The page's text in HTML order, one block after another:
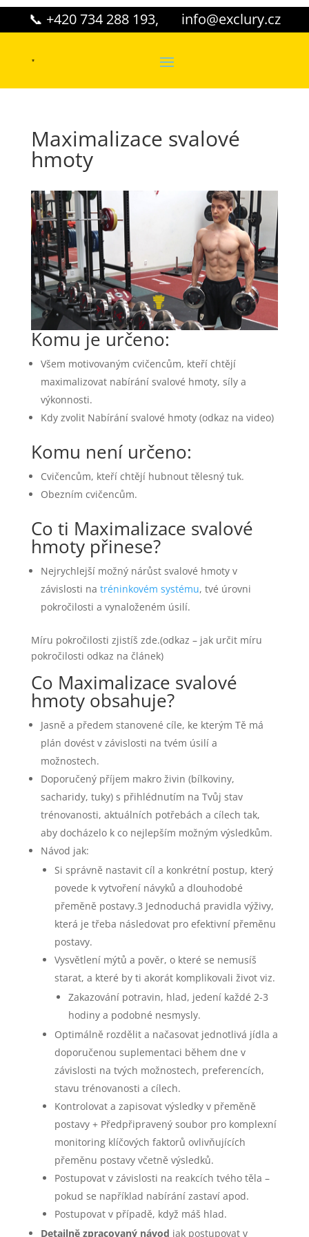
📞 +420 734 288 193, info@exclury.cz
Maximalizace svalové
hmoty
Komu je určeno:
Všem motivovaným cvičencům, kteří chtějí
maximalizovat nabírání svalové hmoty, síly a
výkonnosti.
Kdy zvolit Nabírání svalové hmoty (odkaz na video)
Komu není určeno:
Cvičencům, kteří chtějí hubnout tělesný tuk.
Obezním cvičencům.
Co ti Maximalizace svalové
hmoty přinese?
Nejrychlejší možný nárůst svalové hmoty v
závislosti na tréninkovém systému, tvé úrovni
pokročilosti a vynaloženém úsilí.
Míru pokročilosti zjistíš zde.(odkaz – jak určit míru
pokročilosti odkaz na článek)
Co Maximalizace svalové
hmoty obsahuje?
Jasně a předem stanovené cíle, ke kterým Tě má
plán dovést v závislosti na tvém úsilí a
možnostech.
Doporučený příjem makro živin (bílkoviny,
sacharidy, tuky) s přihlédnutím na Tvůj stav
trénovanosti, aktuálních potřebách a cílech tak,
aby docházelo k co nejlepším možným výsledkům.
Návod jak:
Si správně nastavit cíl a konkrétní postup, který
povede k vytvoření návyků a dlouhodobé
přeměně postavy.3 Jednoduchá pravidla výživy,
která je třeba následovat pro efektivní přeměnu
postavy.
Vysvětlení mýtů a pověr, o které se nemusíš
starat, a které by ti akorát komplikovali život viz.
Zakazování potravin, hlad, jedení každé 2-3
hodiny a podobné nesmysly.
Optimálně rozdělit a načasovat jednotlivá jídla a
doporučenou suplementaci během dne v
závislosti na tvých možnostech, preferencích,
stavu trénovanosti a cílech.
Kontrolovat a zapisovat výsledky v přeměně
postavy + Předpřipravený soubor pro komplexní
monitoring klíčových faktorů ovlivňujících
přeměnu postavy včetně výsledků.
Postupovat v závislosti na reakcích tvého těla –
pokud se například nabírání zastaví apod.
Postupovat v případě, když máš hlad.
Detailně zpracovaný návod jak postupovat v